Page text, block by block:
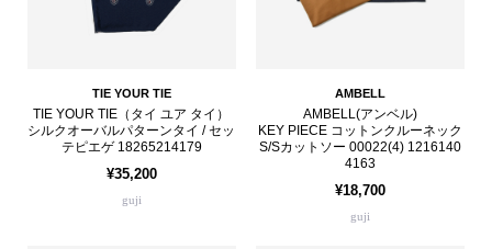
TIE YOUR TIE
TIE YOUR TIE（タイ ユア タイ）
シルクオーバルパターンタイ / セッ
テピエゲ 18265214179
¥35,200
guji
AMBELL
AMBELL(アンベル)
KEY PIECE コットンクルーネック
S/Sカットソー 00022(4) 1216140
4163
¥18,700
guji